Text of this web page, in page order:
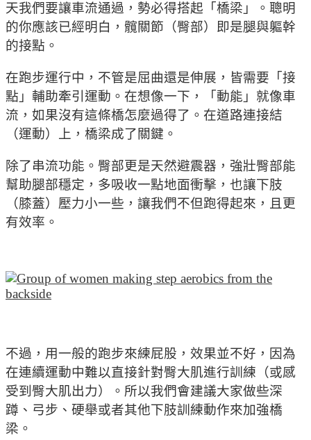
天我們要讓車流通過，勢必得搭起「橋梁」。聰明
的你應該已經明白，髖關節（臀部）即是腿與軀幹
的接點。
在跑步運行中，不管是屈曲還是伸展，皆需要「接
點」輔助牽引運動。在想像一下，「動能」就像車
流，如果沒有這條橋怎麼過得了。在道路連接結
（運動）上，橋梁成了關鍵。
除了串流功能。臀部更是天然避震器，強壯臀部能
幫助腿部穩定，多吸收一點地面衝擊，也讓下肢
（膝蓋）壓力小一些，讓我們不但跑得起來，且更
有效率。
不過，用一般的跑步來練屁股，效果並不好，因為
在連續運動中難以直接針對臀大肌進行訓練（或感
受到臀大肌出力）。所以我們會建議大家做些深
蹲、弓步、硬舉或者其他下肢訓練動作來加強橋
梁。